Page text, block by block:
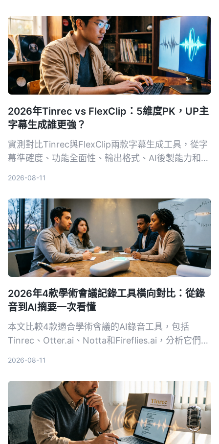
合適的問診記錄幫手。
2026年Tinrec vs FlexClip：5維度PK，UP主
字幕生成誰更強？
實測對比Tinrec與FlexClip兩款字幕生成工具，從字
幕準確度、功能全面性、輸出格式、AI後製能力和跨
2026-08-11
2026年4款學術會議記錄工具橫向對比：從錄
音到AI摘要一次看懂
本文比較4款適合學術會議的AI錄音工具，包括
Tinrec、Otter.ai、Notta和Fireflies.ai，分析它們在
2026-08-11